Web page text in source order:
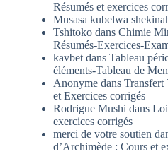
Résumés et exercices
Musasa kubelwa
Tshitoko dans Chimie
Résumés-Exercices-
kavbet dans Tableau
éléments-Tableau de
Anonyme dans Transfert
et Exercices corrigés
Rodrigue Mushi dans Loi
exercices corrigés
merci de votre soutien
d’Archimède : Cours et